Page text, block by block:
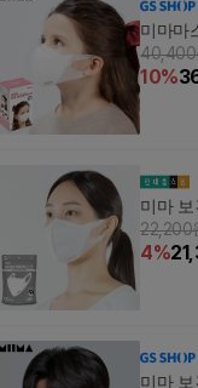
미마마
40,400
10%
미마
22,200
4%
미마